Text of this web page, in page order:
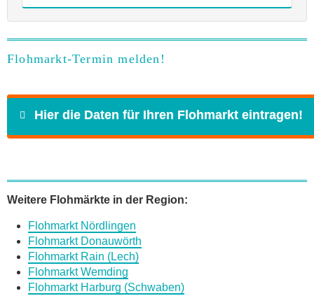
Flohmarkt-Termin melden!
Hier die Daten für Ihren Flohmarkt eintragen!
E-Mail*
Weitere Flohmärkte in der Region:
Flohmarkt Nördlingen
Flohmarkt Donauwörth
Flohmarkt Rain (Lech)
Flohmarkt Wemding
Flohmarkt Harburg (Schwaben)